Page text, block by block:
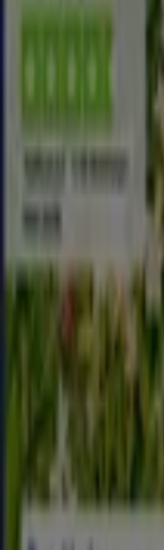
Auf unserer
Produkten mit
beim Einkaufen
Angebote, die im
bieten wir
im Bereich
Nutzen Sie die
optimal und
Produktupdates
haben Sie stets
länger und
vorbereitet
Finde
deiner